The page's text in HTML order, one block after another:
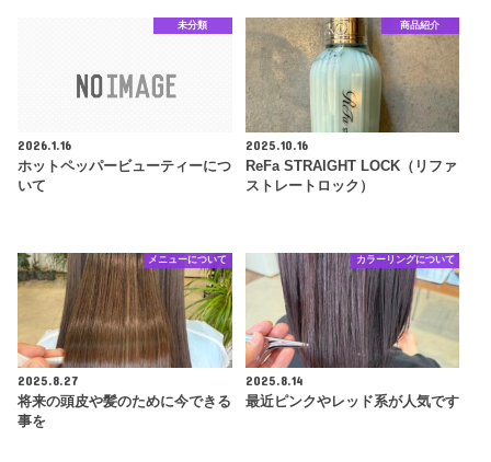
未分類
2026.1.16
ホットペッパービューティーにつ
いて
商品紹介
2025.10.16
ReFa STRAIGHT LOCK（リファ
ストレートロック）
メニューについて
2025.8.27
将来の頭皮や髪のために今できる
事を
カラーリングについて
2025.8.14
最近ピンクやレッド系が人気です